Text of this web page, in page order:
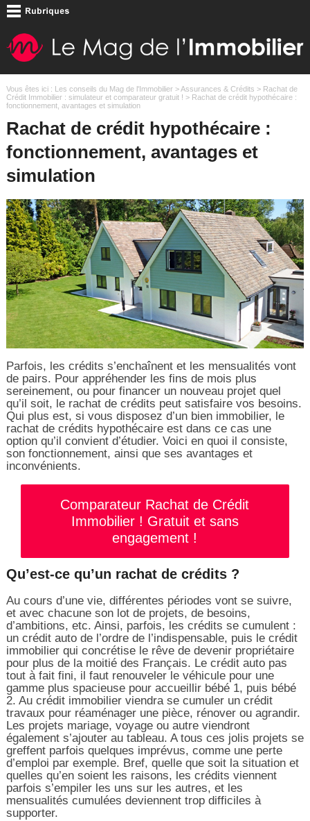
Vous êtes ici : Les conseils du Mag de l'Immobilier>Assurances & Crédits > Rachat de
Crédit Immobilier : simulateur et comparateur gratuit ! > Rachat de crédit hypothécaire :
fonctionnement, avantages et simulation
Rachat de crédit hypothécaire :
fonctionnement, avantages et
simulation
Parfois, les crédits s’enchaînent et les mensualités vont
de pairs. Pour appréhender les fins de mois plus
sereinement, ou pour financer un nouveau projet quel
qu’il soit, le rachat de crédits peut satisfaire vos besoins.
Qui plus est, si vous disposez d’un bien immobilier, le
rachat de crédits hypothécaire est dans ce cas une
option qu’il convient d’étudier. Voici en quoi il consiste,
son fonctionnement, ainsi que ses avantages et
inconvénients.
Comparateur Rachat de Crédit
Immobilier ! Gratuit et sans
engagement !
Qu’est-ce qu’un rachat de crédits ?
Au cours d’une vie, différentes périodes vont se suivre,
et avec chacune son lot de projets, de besoins,
d’ambitions, etc. Ainsi, parfois, les crédits se cumulent :
un crédit auto de l’ordre de l’indispensable, puis le crédit
immobilier qui concrétise le rêve de devenir propriétaire
pour plus de la moitié des Français. Le crédit auto pas
tout à fait fini, il faut renouveler le véhicule pour une
gamme plus spacieuse pour accueillir bébé 1, puis bébé
2. Au crédit immobilier viendra se cumuler un crédit
travaux pour réaménager une pièce, rénover ou agrandir.
Les projets mariage, voyage ou autre viendront
également s’ajouter au tableau. A tous ces jolis projets se
greffent parfois quelques imprévus, comme une perte
d’emploi par exemple. Bref, quelle que soit la situation et
quelles qu’en soient les raisons, les crédits viennent
parfois s’empiler les uns sur les autres, et les
mensualités cumulées deviennent trop difficiles à
supporter.